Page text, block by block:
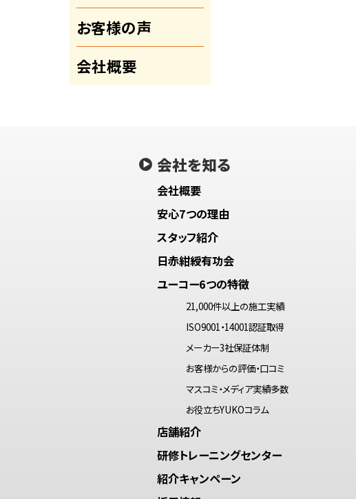
お客様の声
会社概要
会社を知る
会社概要
安心7つの理由
スタッフ紹介
日赤紺綬有功会
ユーコー6つの特徴
21,000件以上の施工実績
ISO9001・14001認証取得
メーカー3社保証体制
お客様からの評価・口コミ
マスコミ・メディア実績多数
お役立ちYUKOコラム
店舗紹介
研修トレーニングセンター
紹介キャンペーン